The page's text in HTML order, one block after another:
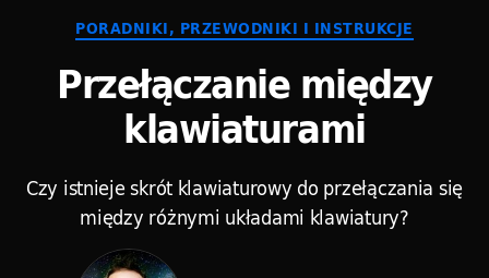
Kategorie
PORADNIKI, PRZEWODNIKI I INSTRUKCJE
Przełączanie między
klawiaturami
Czy istnieje skrót klawiaturowy do przełączania się
między różnymi układami klawiatury?